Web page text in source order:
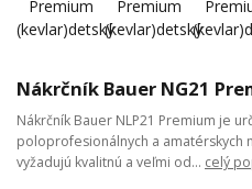
Nákrčník Bauer NG21
Nákrčník Bauer NLP21 Premium je
poloprofesionálnych a amatérskych
vyžadujú kvalitnú a veľmi od... celý